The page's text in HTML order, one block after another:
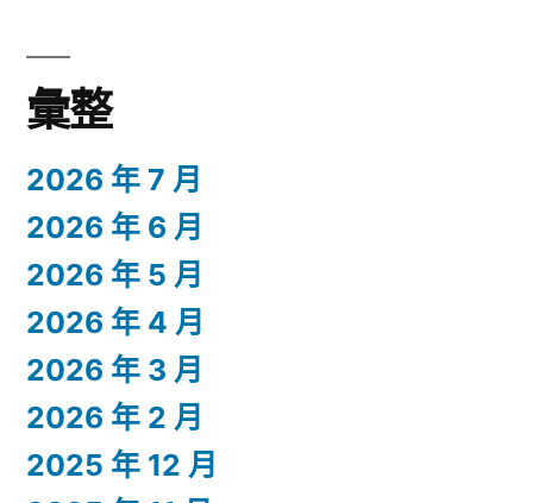
彙整
2026 年 7 月
2026 年 6 月
2026 年 5 月
2026 年 4 月
2026 年 3 月
2026 年 2 月
2025 年 12 月